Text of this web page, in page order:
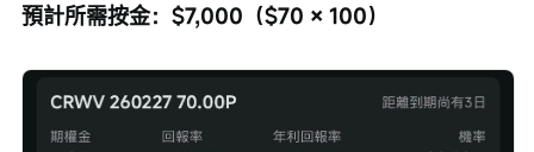
預計所需按金：$7,000（$70 × 100）